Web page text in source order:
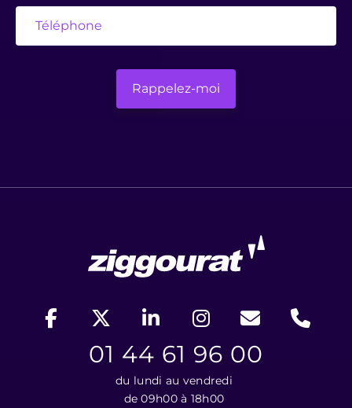
01 44 61 96 00
du lundi au vendredi
de 09h00 à 18h00